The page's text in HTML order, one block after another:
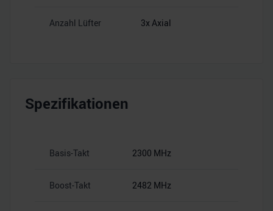
Anzahl Lüfter 3x Axial
Spezifikationen
Basis-Takt 2300 MHz
Boost-Takt 2482 MHz